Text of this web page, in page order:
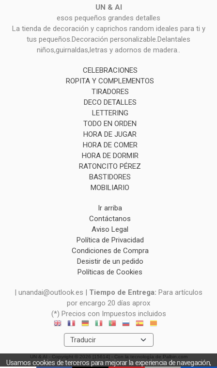
UN & AI
esos pequeños grandes detalles
La tienda de decoración y caprichos random ideales para ti y
tus pequeños.Decoración personalizable.Delantales
niños,guirnaldas,letras y adornos de madera..
CELEBRACIONES
ROPITA Y COMPLEMENTOS
TIRADORES
DECO DETALLES
LETTERING
TODO EN ORDEN
HORA DE JUGAR
HORA DE COMER
HORA DE DORMIR
RATONCITO PÉREZ
BASTIDORES
MOBILIARIO
Ir arriba
Contáctanos
Aviso Legal
Política de Privacidad
Condiciones de Compra
Desistir de un pedido
Políticas de Cookies
| unandai@outlook.es | Tiempo de Entrega: Para artículos
por encargo 20 días aprox
(*) Precios con Impuestos incluidos
UN & AI - Copyright © 2026 [15614] - Con la tecnología de Palbin.com
Usamos cookies de terceros para mejorar la experiencia de navegación,